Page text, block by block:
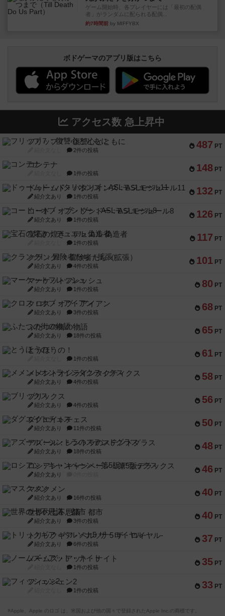
ゲーム開始時、各プレイヤーには「最初の配偶
者」がランダムに配られる配偶...
約7時間前 by MIFFYBX
ボドゲーマのアプリ版はこちら
アクセス数 急上昇中
487 PT
フリップ７：復讐心とともに
2件の投稿
148 PT
コンテナ
1件の投稿
132 PT
ドゥームド・バタリオンズ：ASLモジュール11
紹介文あり 1件の投稿
126 PT
コード・オブ・ブシドー：ASLモジュール8
紹介文あり 1件の投稿
117 PT
宝石の煌き：デュエル 偽造者
1件の投稿
101 PT
クランク! ：冒険者たち（拡張）
紹介文あり 4件の投稿
80 PT
マーケットフレッシュ
紹介文あり 1件の投稿
68 PT
クロス・オブ・アイアン
紹介文あり 3件の投稿
65 PT
ふたつの街の物語
紹介文あり 18件の投稿
61 PT
とうほうの！
1件の投稿
58 PT
メメントオンラインタクティクス
紹介文あり 4件の投稿
56 PT
ブリックス
紹介文あり 4件の投稿
50 PT
ダグエイトチェス
紹介文あり 11件の投稿
48 PT
アズール：シントラのステンドグラス
紹介文あり 18件の投稿
46 PT
ロシアン・キャンペーン：第5版デラックス
紹介文あり
40 PT
マスクメン
紹介文あり 16件の投稿
40 PT
世界の七不思議：都市
紹介文あり 3件の投稿
37 PT
トリックギア - ペルソナ5 ザ・ロイヤル-
紹介文あり 6件の投稿
35 PT
ノームズ・アット・ナイト
1件の投稿
33 PT
フィッシェン2
1件の投稿
※Apple、Apple のロゴ は、米国および他の国々で登録されたApple Inc.の商標です。